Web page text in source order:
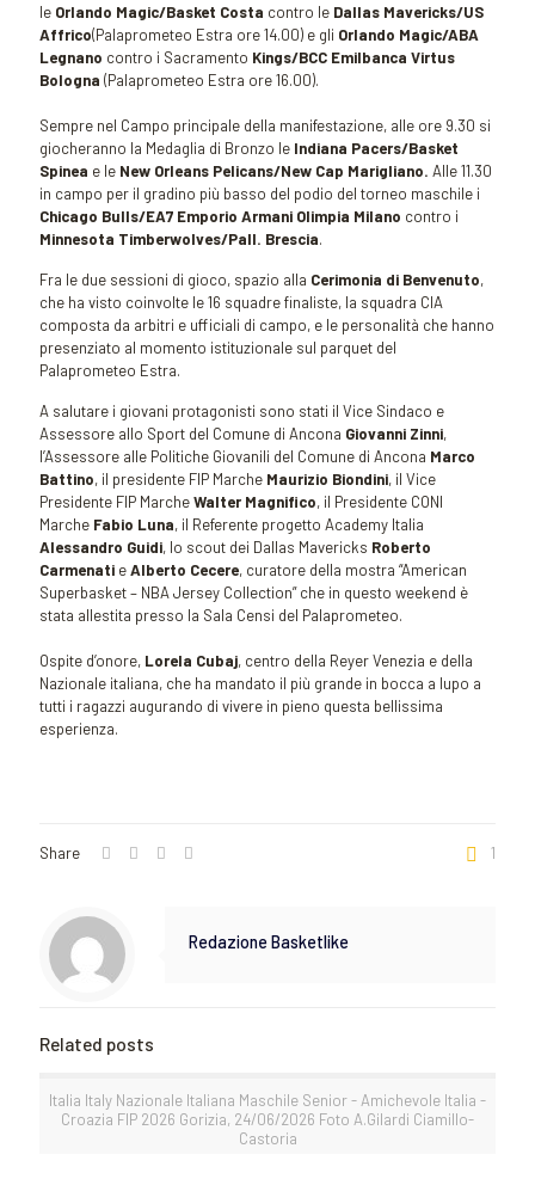
le Orlando Magic/Basket Costa contro le Dallas Mavericks/US
Affrico(Palaprometeo Estra ore 14.00) e gli Orlando Magic/ABA
Legnano contro i Sacramento Kings/BCC Emilbanca Virtus
Bologna (Palaprometeo Estra ore 16.00).
Sempre nel Campo principale della manifestazione, alle ore 9.30 si
giocheranno la Medaglia di Bronzo le Indiana Pacers/Basket
Spinea e le New Orleans Pelicans/New Cap Marigliano. Alle 11.30
in campo per il gradino più basso del podio del torneo maschile i
Chicago Bulls/EA7 Emporio Armani Olimpia Milano contro i
Minnesota Timberwolves/Pall. Brescia.
Fra le due sessioni di gioco, spazio alla Cerimonia di Benvenuto,
che ha visto coinvolte le 16 squadre finaliste, la squadra CIA
composta da arbitri e ufficiali di campo, e le personalità che hanno
presenziato al momento istituzionale sul parquet del
Palaprometeo Estra.
A salutare i giovani protagonisti sono stati il Vice Sindaco e
Assessore allo Sport del Comune di Ancona Giovanni Zinni,
l’Assessore alle Politiche Giovanili del Comune di Ancona Marco
Battino, il presidente FIP Marche Maurizio Biondini, il Vice
Presidente FIP MarcheWalter Magnifico, il Presidente CONI
Marche Fabio Luna, il Referente progetto Academy Italia
Alessandro Guidi, lo scout dei Dallas Mavericks Roberto
Carmenati eAlberto Cecere, curatore della mostra “American
Superbasket – NBA Jersey Collection” che in questo weekend è
stata allestita presso la Sala Censi del Palaprometeo.
Ospite d’onore, Lorela Cubaj, centro della Reyer Venezia e della
Nazionale italiana, che ha mandato il più grande in bocca a lupo a
tutti i ragazzi augurando di vivere in pieno questa bellissima
esperienza.
Share 1
Redazione Basketlike
Related posts
Italia Italy Nazionale Italiana Maschile Senior - Amichevole Italia -
Croazia FIP 2026 Gorizia, 24/06/2026 Foto A.Gilardi Ciamillo-
Castoria